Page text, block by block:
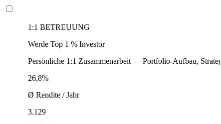
1:1 BETREUUNG
Werde Top 1 % Investor
Persönliche 1:1 Zusammenarbeit — Portfolio-Aufbau,
26,8%
Ø Rendite / Jahr
3.129